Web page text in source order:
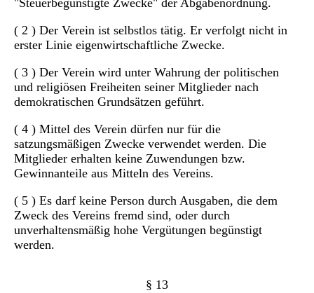
"Steuerbegünstigte Zwecke" der Abgabenordnung.
( 2 ) Der Verein ist selbstlos tätig. Er verfolgt nicht in
erster Linie eigenwirtschaftliche Zwecke.
( 3 ) Der Verein wird unter Wahrung der politischen
und religiösen Freiheiten seiner Mitglieder nach
demokratischen Grundsätzen geführt.
( 4 ) Mittel des Verein dürfen nur für die
satzungsmäßigen Zwecke verwendet werden. Die
Mitglieder erhalten keine Zuwendungen bzw.
Gewinnanteile aus Mitteln des Vereins.
( 5 ) Es darf keine Person durch Ausgaben, die dem
Zweck des Vereins fremd sind, oder durch
unverhaltensmäßig hohe Vergütungen begünstigt
werden.
§ 13